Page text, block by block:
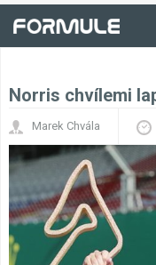
Norris chvílemi
Marek Chvála